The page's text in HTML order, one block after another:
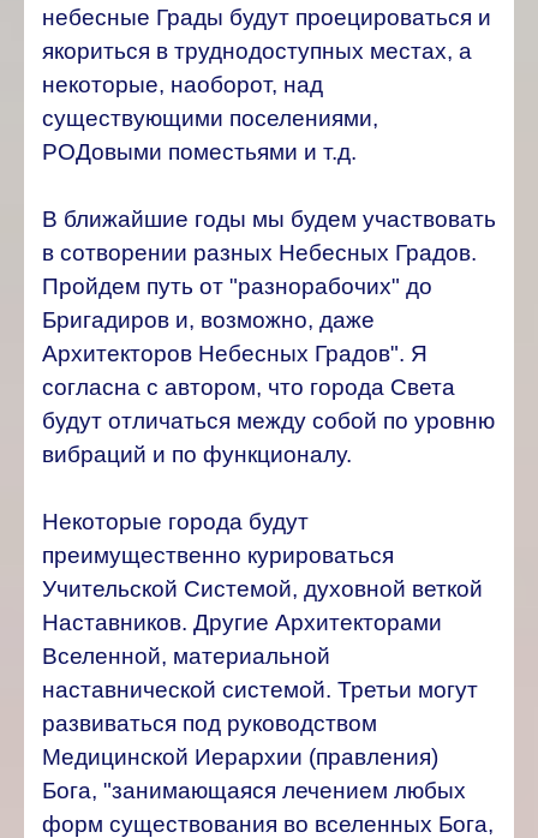
небесные Грады будут проецироваться и
якориться в труднодоступных местах, а
некоторые, наоборот, над
существующими поселениями,
РОДовыми поместьями и т.д.
В ближайшие годы мы будем участвовать
в сотворении разных Небесных Градов.
Пройдем путь от "разнорабочих" до
Бригадиров и, возможно, даже
Архитекторов Небесных Градов". Я
согласна с автором, что города Света
будут отличаться между собой по уровню
вибраций и по функционалу.
Некоторые города будут
преимущественно курироваться
Учительской Системой, духовной веткой
Наставников. Другие Архитекторами
Вселенной, материальной
наставнической системой. Третьи могут
развиваться под руководством
Медицинской Иерархии (правления)
Бога, "занимающаяся лечением любых
форм существования во вселенных Бога,